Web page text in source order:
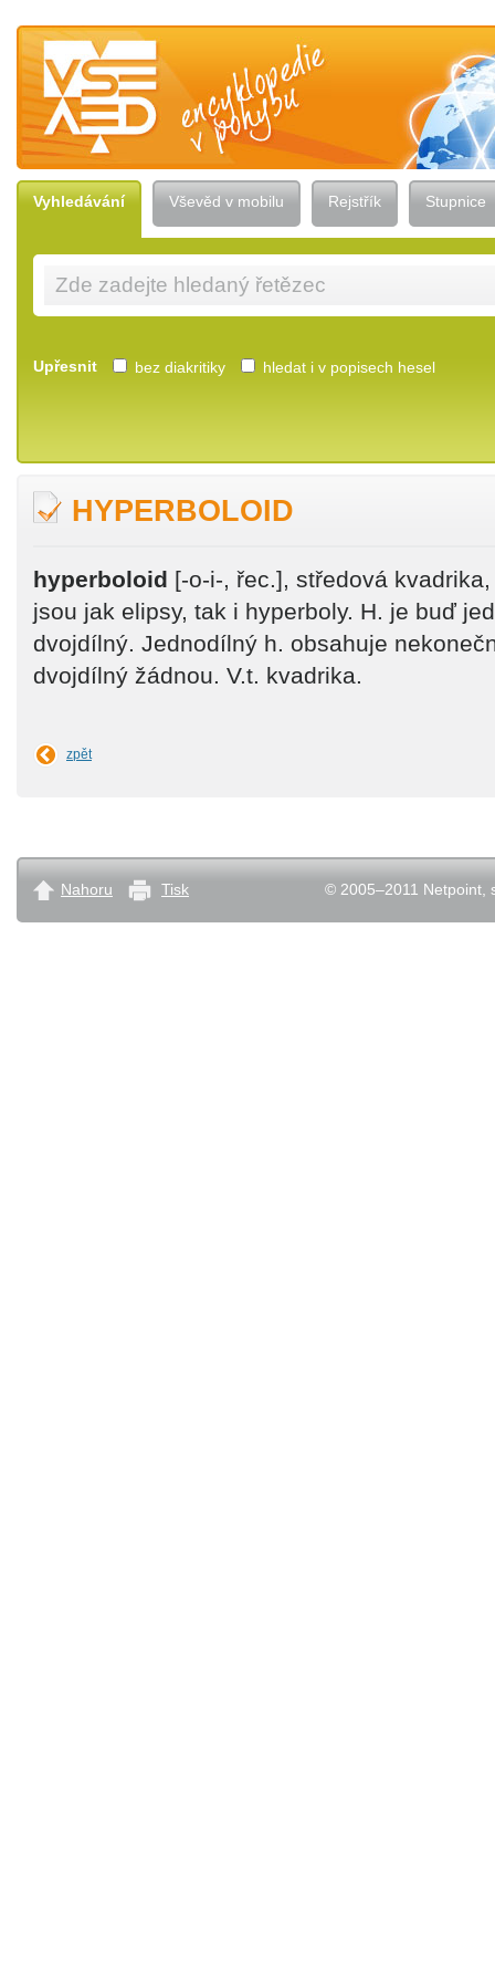
Vševěd — encyklopedie v pohybu
Vyhledávání Vševěd v mobilu Rejstřík Stupnice
Upřesnit bez diakritiky hledat i v popisech hesel
HYPERBOLOID
hyperboloid [-o-i-, řec.], středová
jsou jak elipsy, tak i hyperboly. H. je buď
dvojdílný. Jednodílný h. obsahuje
dvojdílný žádnou. V.t. kvadrika.
zpět
© 2005–2011 Netpoint,
Nahoru Tisk